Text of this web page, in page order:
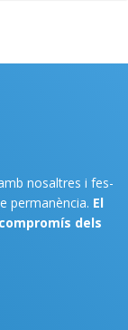
nosaltres i fes-
permanència. El
dels